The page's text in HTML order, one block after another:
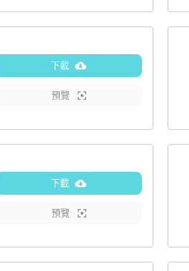
下載
預覽
下載
預覽